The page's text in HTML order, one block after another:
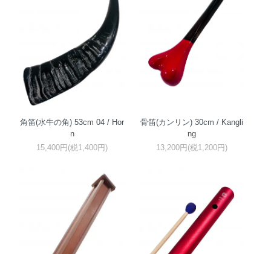
角笛(水牛の角) 53cm 04 / Hor
n
15,400円(税1,400円)
骨笛(カンリン) 30cm / Kangli
ng
13,200円(税1,200円)